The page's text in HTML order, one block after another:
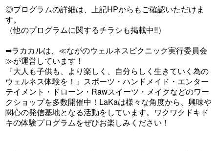
◎プログラムの詳細は、上記HPからもご確認いただけま
す。
（他のプログラムに関するチラシも掲載中!!）
➡ラカカルは、≪ながのウェルネスピクニック実行委員会
≫が運営しています！
『大人も子供も、より楽しく、自分らしく生きていく為の
ウェルネス体験を！』スポーツ・ハンドメイド・エンター
テイメント・ドローン・Rawスイーツ・メイクなどのワー
クショップを多数開催中！LaKaは様々な角度から、興味や
関心の発信基地となる活動をしています。ワクワクドキド
キの体験プログラムをぜひお楽しみください！